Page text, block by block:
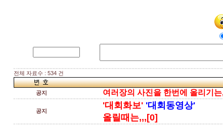
전체 자료수 : 534 건
공지 여러장의 사진을 한번에 올리기는
공지
'대회화보''대회동영상'
올릴때는,,,[0]